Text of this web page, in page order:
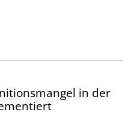
in der